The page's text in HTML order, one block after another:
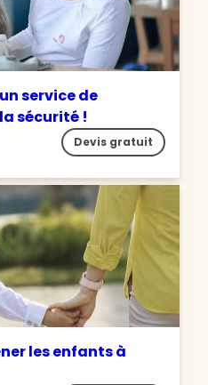
service de
sécurité !
Devis gratuit
les enfants à